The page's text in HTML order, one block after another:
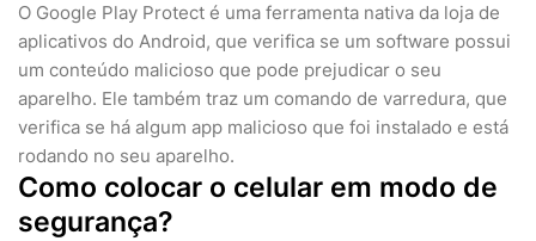
O Google Play Protect é uma ferramenta nativa da loja de
aplicativos do Android, que verifica se um software possui
um conteúdo malicioso que pode prejudicar o seu
aparelho. Ele também traz um comando de varredura, que
verifica se há algum app malicioso que foi instalado e está
rodando no seu aparelho.
Como colocar o celular em modo de
segurança?